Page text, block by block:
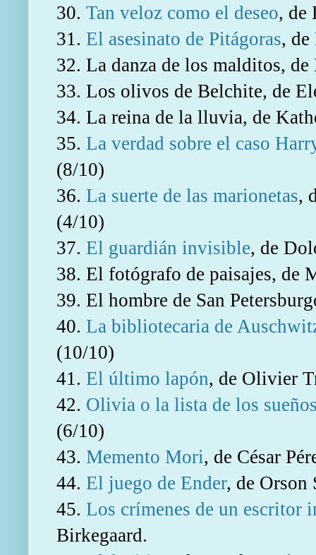
30. Tan veloz como el deseo, de
31. El asesinato de Pitágoras,
32. La danza de los malditos,
33. Los olivos de Belchite, de
34. La reina de la lluvia, de
35. La verdad sobre el caso
(8/10)
36. La suerte de las marionetas,
(4/10)
37. El guardián invisible, de
38. El fotógrafo de paisajes, de
39. El hombre de San
40. La bibliotecaria de
(10/10)
41. El último lapón, de Olivier
42. Olivia o la lista de los
(6/10)
43. Memento Mori, de César
44. El juego de Ender, de Orson
45. Los crímenes de un escritor
Birkegaard.